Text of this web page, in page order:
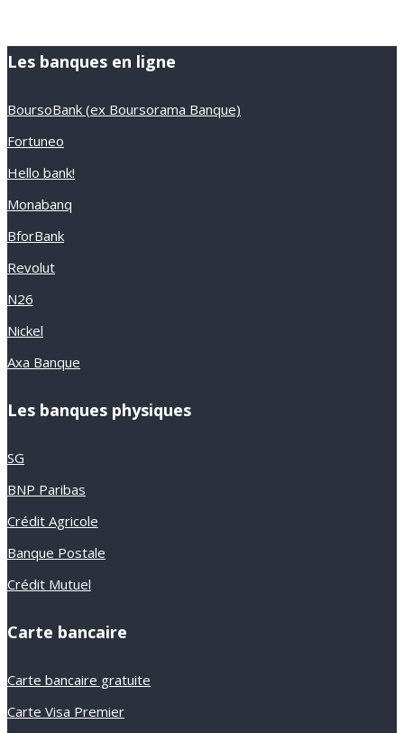
Les banques en ligne
BoursoBank (ex Boursorama Banque)
Fortuneo
Hello bank!
Monabanq
BforBank
Revolut
N26
Nickel
Axa Banque
Les banques physiques
SG
BNP Paribas
Crédit Agricole
Banque Postale
Crédit Mutuel
Carte bancaire
Carte bancaire gratuite
Carte Visa Premier